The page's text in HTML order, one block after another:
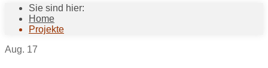
Sie sind hier:
Home
Projekte
Aug. 17